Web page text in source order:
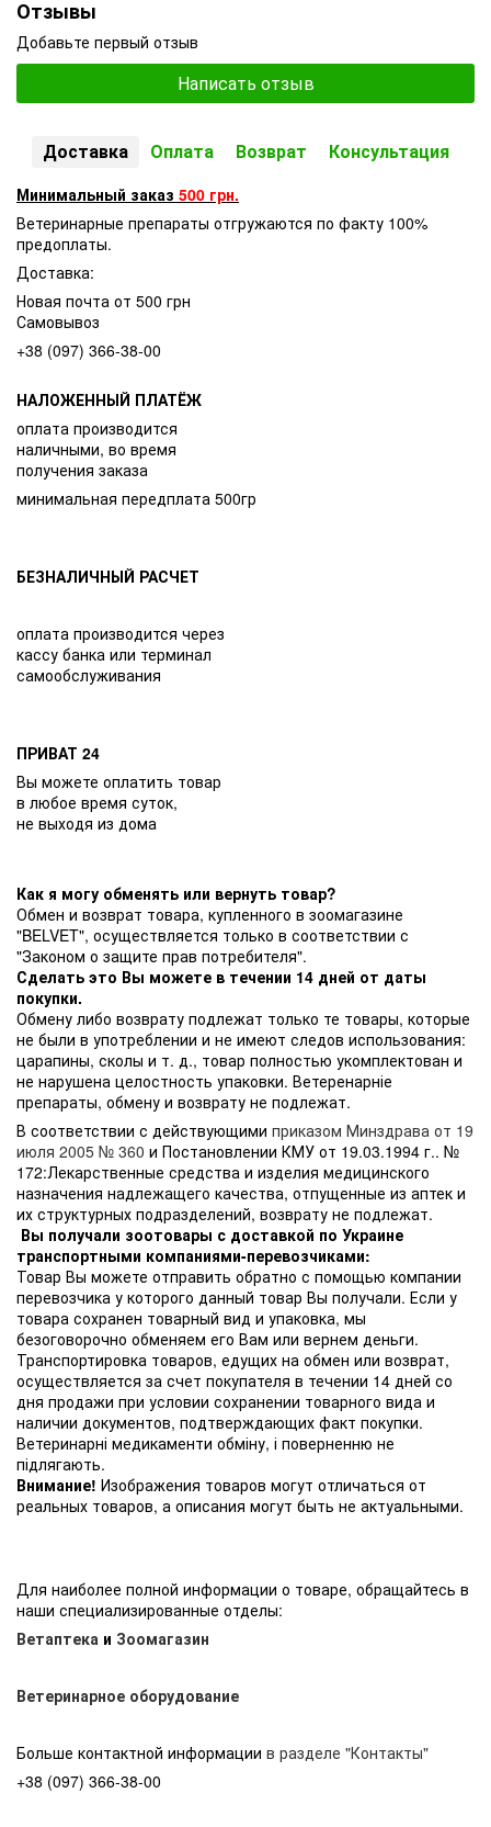
Отзывы
Добавьте первый отзыв
Написать отзыв
Доставка Оплата Возврат Консультация
Минимальный заказ 500 грн.
Ветеринарные препараты отгружаются по факту 100%
предоплаты.
Доставка:
Новая почта от 500 грн
Самовывоз
+38 (097) 366-38-00
НАЛОЖЕННЫЙ ПЛАТЁЖ
оплата производится
наличными, во время
получения заказа
минимальная передплата 500гр
БЕЗНАЛИЧНЫЙ РАСЧЕТ
оплата производится через
кассу банка или терминал
самообслуживания
ПРИВАТ 24
Вы можете оплатить товар
в любое время суток,
не выходя из дома
Как я могу обменять или вернуть товар?
Обмен и возврат товара, купленного в зоомагазине
"BELVET", осуществляется только в соответствии с
"Законом о защите прав потребителя".
Сделать это Вы можете в течении 14 дней от даты
покупки.
Обмену либо возврату подлежат только те товары, которые
не были в употреблении и не имеют следов использования:
царапины, сколы и т. д., товар полностью укомплектован и
не нарушена целостность упаковки. Ветеренарніе
препараты, обмену и возврату не подлежат.
В соответствии с действующими приказом Минздрава от 19
июля 2005 № 360 и Постановлении КМУ от 19.03.1994 г.. №
172:Лекарственные средства и изделия медицинского
назначения надлежащего качества, отпущенные из аптек и
их структурных подразделений, возврату не подлежат.
Вы получали зоотовары с доставкой по Украине
транспортными компаниями-перевозчиками:
Товар Вы можете отправить обратно с помощью компании
перевозчика у которого данный товар Вы получали. Если у
товара сохранен товарный вид и упаковка, мы
безоговорочно обменяем его Вам или вернем деньги.
Транспортировка товаров, едущих на обмен или возврат,
осуществляется за счет покупателя в течении 14 дней со
дня продажи при условии сохранении товарного вида и
наличии документов, подтверждающих факт покупки.
Ветеринарні медикаменти обміну, і поверненню не
підлягають.
Внимание! Изображения товаров могут отличаться от
реальных товаров, а описания могут быть не актуальными.
Для наиболее полной информации о товаре, обращайтесь в
наши специализированные отделы:
Ветаптека и Зоомагазин
Ветеринарное оборудование
Больше контактной информации в разделе "Контакты"
+38 (097) 366-38-00